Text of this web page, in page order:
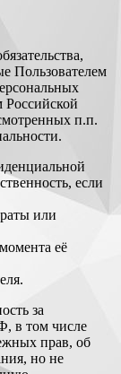
Пользователем
Российской
п.п.
если
или
её
за
в том числе
прав, об
но не